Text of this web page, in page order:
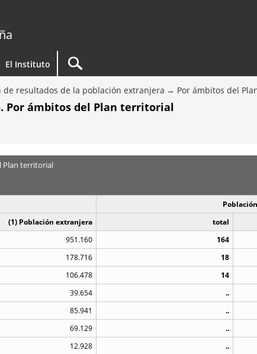
El Instituto
de resultados de la población extranjera Por ámbitos del
Por ámbitos del Plan territorial
Plan territorial
(1) Población extranjera
total
951.160 164
178.716 18
106.478 14
39.654 ..
85.941 ..
69.129 ..
12.928 ..